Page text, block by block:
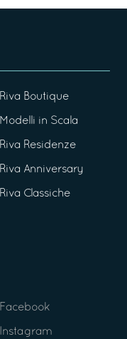
Riva Boutique
Modelli in Scala
Riva Residenze
Riva Anniversary
Riva Classiche
Facebook
Instagram